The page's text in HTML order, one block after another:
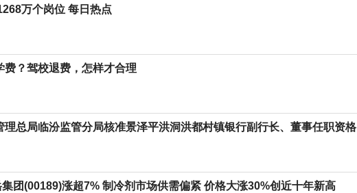
万个岗位 每日热点
？驾校退费，怎样才合理
理总局临汾监管分局核准景泽平洪洞洪都村镇银行副行长、董事任职资格
团(00189)涨超7% 制冷剂市场供需偏紧 价格大涨30%创近十年新高